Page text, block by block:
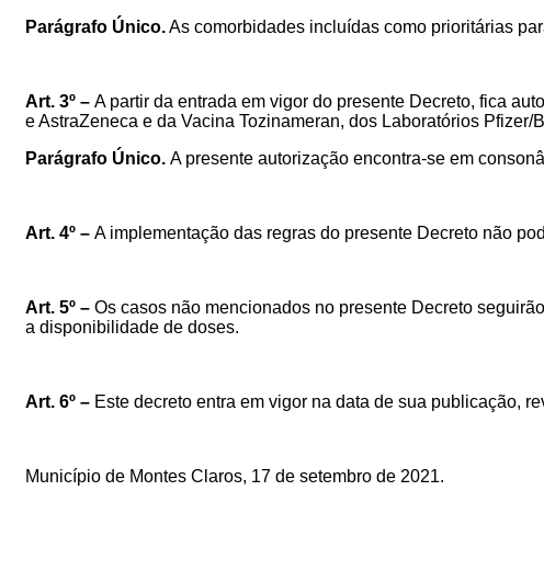
Parágrafo Único.As comorbidades incluídas como prioritárias
Art. 3º – A partir da entrada em vigor do presente Decreto, fica
e AstraZeneca e da Vacina Tozinameran, dos Laboratórios Pfizer/
Parágrafo Único. A presente autorização encontra-se em
Art. 4º – A implementação das regras do presente Decreto não
Art. 5º – Os casos não mencionados no presente Decreto
a disponibilidade de doses.
Art. 6º – Este decreto entra em vigor na data de sua publicação,
Município de Montes Claros, 17 de setembro de 2021.